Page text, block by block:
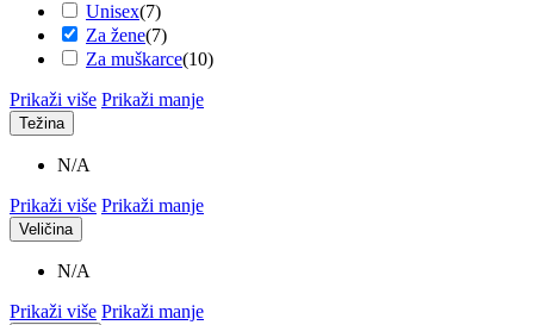
Unisex(7)
Za žene(7)
Za muškarce(10)
Prikaži više Prikaži manje
Težina
N/A
Prikaži više Prikaži manje
Veličina
N/A
Prikaži više Prikaži manje